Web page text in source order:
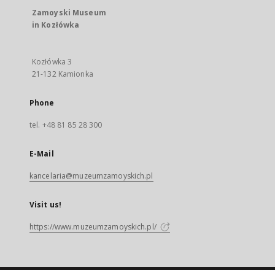
Zamoyski Museum
in Kozłówka
Kozłówka 3
21-132 Kamionka
Phone
tel. +48 81 85 28 300
E-Mail
kancelaria@muzeumzamoyskich.pl
Visit us!
https://www.muzeumzamoyskich.pl/